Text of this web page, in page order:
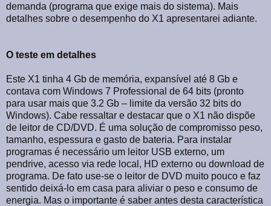
demanda (programa que exige mais do sistema). Mais
detalhes sobre o desempenho do X1 apresentarei adiante.
O teste em detalhes
Este X1 tinha 4 Gb de memória, expansível até 8 Gb e
contava com Windows 7 Professional de 64 bits (pronto
para usar mais que 3.2 Gb – limite da versão 32 bits do
Windows). Cabe ressaltar e destacar que o X1 não dispõe
de leitor de CD/DVD. É uma solução de compromisso peso,
tamanho, espessura e gasto de bateria. Para instalar
programas é necessário um leitor USB externo, um
pendrive, acesso via rede local, HD externo ou download de
programa. De fato use-se o leitor de DVD muito pouco e faz
sentido deixá-lo em casa para aliviar o peso e consumo de
energia. Mas o importante é saber antes desta característica